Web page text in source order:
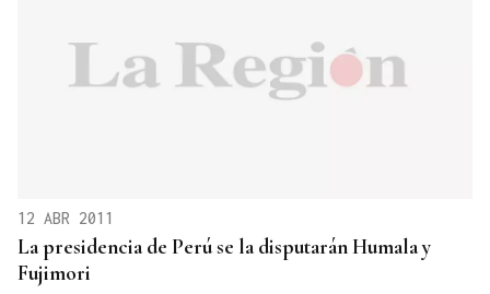
12 ABR 2011
La presidencia de Perú se la disputarán Humala y
Fujimori